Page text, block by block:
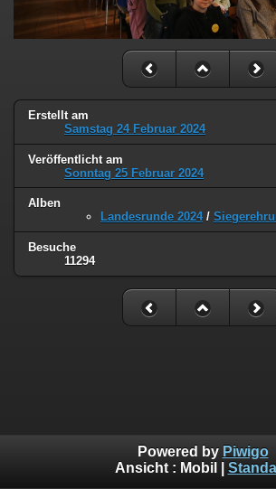
Erstellt am
Samstag 24 Februar 2024
Veröffentlicht am
Sonntag 25 Februar 2024
Alben
Landesrunde 2024/
Besuche
11294
Powered by Piwigo
Ansicht : Mobil